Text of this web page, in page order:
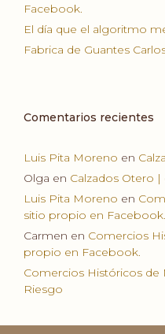
Facebook.
El día que el algoritmo
Fabrica de Guantes
Comentarios recientes
Luis Pita Moreno en
Olga en Calzados Otero |
Luis Pita Moreno en
sitio propio en Facebook.
Carmen en Comercios
propio en Facebook.
Comercios Históricos de
Riesgo